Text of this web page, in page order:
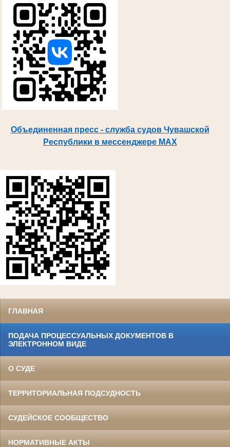
Объединенная пресс - служба судов Чувашской
Республики в мессенджере MAX
ГЛАВНАЯ
ПОДАЧА ПРОЦЕССУАЛЬНЫХ ДОКУМЕНТОВ В
ЭЛЕКТРОННОМ ВИДЕ
О СУДЕ
ТЕРРИТОРИАЛЬНАЯ ПОДСУДНОСТЬ
СУДЕЙСКОЕ СООБЩЕСТВО
НОРМАТИВНЫЕ АКТЫ